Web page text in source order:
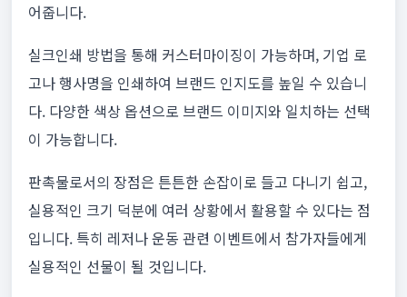
어줍니다.
실크인쇄 방법을 통해 커스터마이징이 가능하며, 기업 로
고나 행사명을 인쇄하여 브랜드 인지도를 높일 수 있습니
다. 다양한 색상 옵션으로 브랜드 이미지와 일치하는 선택
이 가능합니다.
판촉물로서의 장점은 튼튼한 손잡이로 들고 다니기 쉽고,
실용적인 크기 덕분에 여러 상황에서 활용할 수 있다는 점
입니다. 특히 레저나 운동 관련 이벤트에서 참가자들에게
실용적인 선물이 될 것입니다.